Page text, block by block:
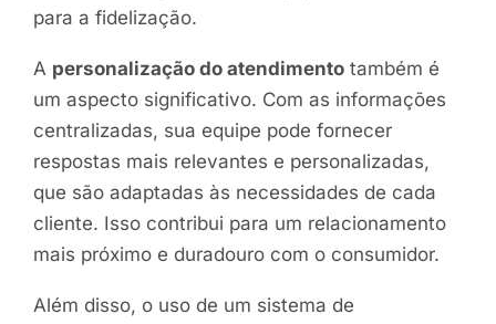
para a fidelização.
A personalização do atendimento também é
um aspecto significativo. Com as informações
centralizadas, sua equipe pode fornecer
respostas mais relevantes e personalizadas,
que são adaptadas às necessidades de cada
cliente. Isso contribui para um relacionamento
mais próximo e duradouro com o consumidor.
Além disso, o uso de um sistema de